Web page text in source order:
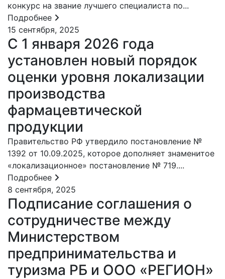
конкурс на звание лучшего специалиста по...
Подробнее
15 сентября, 2025
С 1 января 2026 года
установлен новый порядок
оценки уровня локализации
производства
фармацевтической
продукции
Правительство РФ утвердило постановление №
1392 от 10.09.2025, которое дополняет знаменитое
«локализационное» постановление № 719....
Подробнее
8 сентября, 2025
Подписание соглашения о
сотрудничестве между
Министерством
предпринимательства и
туризма РБ и ООО «РЕГИОН»